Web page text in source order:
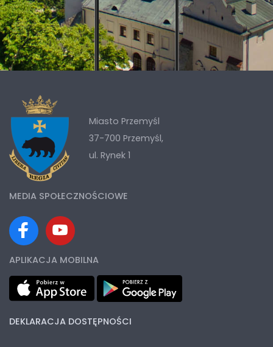
Miasto Przemyśl
37-700 Przemyśl,
ul. Rynek 1
MEDIA SPOŁECZNOŚCIOWE
APLIKACJA MOBILNA
DEKLARACJA DOSTĘPNOŚCI